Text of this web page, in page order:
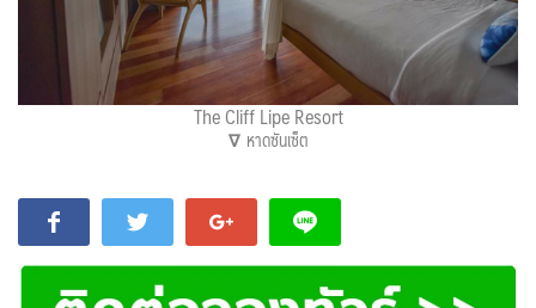
The Cliff Lipe Resort
∇หาดซันเซ็ต